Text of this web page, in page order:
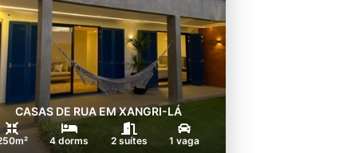
CASAS DE RUA EM XANGRI-LÁ
4 dorms 2 suítes 1 vaga